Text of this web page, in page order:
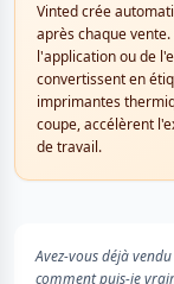
Vinted crée
après chaque
l'application ou de
convertissent en
imprimantes
coupe, accélèrent
de travail.
Avez-vous déjà
comment puis-je